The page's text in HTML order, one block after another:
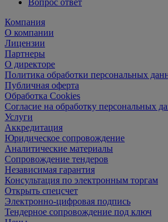
Компания
О компании
Лицензии
Партнеры
О директоре
Политика обработки персональных
Публичная оферта
Обработка Cookies
Согласие на обработку персональных
Услуги
Аккредитация
Юридическое сопровождение
Аналитические материалы
Сопровождение тендеров
Независимая гарантия
Консультация по электронным торгам
Открыть спецсчет
Электронно-цифровая подпись
Тендерное сопровождение под ключ